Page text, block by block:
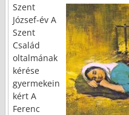
Szent
József-év A
Szent
Család
oltalmának
kérése
gyermekein
kért A
Ferenc